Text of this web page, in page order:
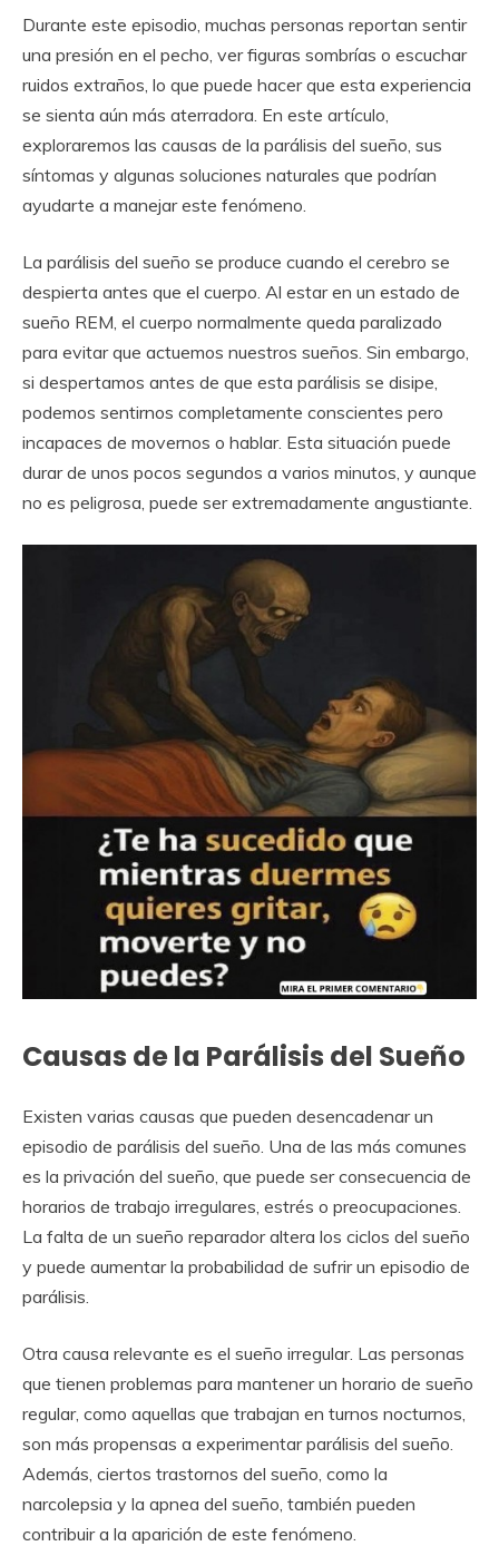
Durante este episodio, muchas personas reportan sentir
una presión en el pecho, ver figuras sombrías o escuchar
ruidos extraños, lo que puede hacer que esta experiencia
se sienta aún más aterradora. En este artículo,
exploraremos las causas de la parálisis del sueño, sus
síntomas y algunas soluciones naturales que podrían
ayudarte a manejar este fenómeno.
La parálisis del sueño se produce cuando el cerebro se
despierta antes que el cuerpo. Al estar en un estado de
sueño REM, el cuerpo normalmente queda paralizado
para evitar que actuemos nuestros sueños. Sin embargo,
si despertamos antes de que esta parálisis se disipe,
podemos sentirnos completamente conscientes pero
incapaces de movernos o hablar. Esta situación puede
durar de unos pocos segundos a varios minutos, y aunque
no es peligrosa, puede ser extremadamente angustiante.
Causas de la Parálisis del Sueño
Existen varias causas que pueden desencadenar un
episodio de parálisis del sueño. Una de las más comunes
es la privación del sueño, que puede ser consecuencia de
horarios de trabajo irregulares, estrés o preocupaciones.
La falta de un sueño reparador altera los ciclos del sueño
y puede aumentar la probabilidad de sufrir un episodio de
parálisis.
Otra causa relevante es el sueño irregular. Las personas
que tienen problemas para mantener un horario de sueño
regular, como aquellas que trabajan en turnos nocturnos,
son más propensas a experimentar parálisis del sueño.
Además, ciertos trastornos del sueño, como la
narcolepsia y la apnea del sueño, también pueden
contribuir a la aparición de este fenómeno.